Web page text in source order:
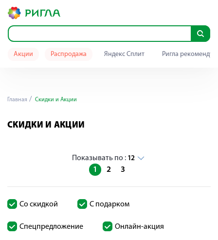
Акции Распродажа Яндекс Сплит Ригла
Главная Скидки и Акции
СКИДКИ И АКЦИИ
1 2 3
Показывать по : 12
Со скидкой С подарком
Cпецпредложение Онлайн-акция